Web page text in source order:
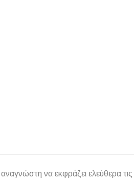
να εκφράζει ελεύθερα